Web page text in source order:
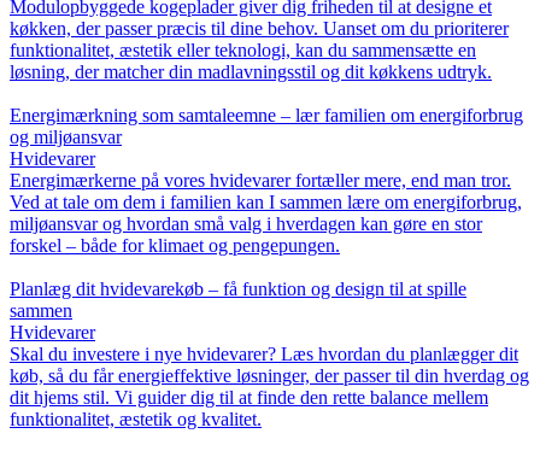
Modulopbyggede kogeplader giver dig friheden til at designe et
køkken, der passer præcis til dine behov. Uanset om du prioriterer
funktionalitet, æstetik eller teknologi, kan du sammensætte en
løsning, der matcher din madlavningsstil og dit køkkens udtryk.
Energimærkning som samtaleemne – lær familien om energiforbrug
og miljøansvar
Hvidevarer
Energimærkerne på vores hvidevarer fortæller mere, end man tror.
Ved at tale om dem i familien kan I sammen lære om energiforbrug,
miljøansvar og hvordan små valg i hverdagen kan gøre en stor
forskel – både for klimaet og pengepungen.
Planlæg dit hvidevarekøb – få funktion og design til at spille
sammen
Hvidevarer
Skal du investere i nye hvidevarer? Læs hvordan du planlægger dit
køb, så du får energieffektive løsninger, der passer til din hverdag og
dit hjems stil. Vi guider dig til at finde den rette balance mellem
funktionalitet, æstetik og kvalitet.